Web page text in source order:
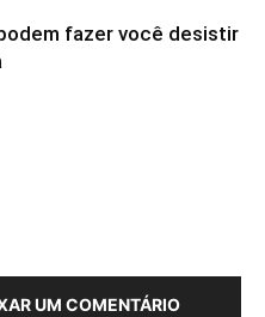
fazer você desistir
UM COMENTÁRIO